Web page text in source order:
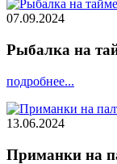
07.09.2024
Рыбалка на
подробнее...
13.06.2024
Приманки на